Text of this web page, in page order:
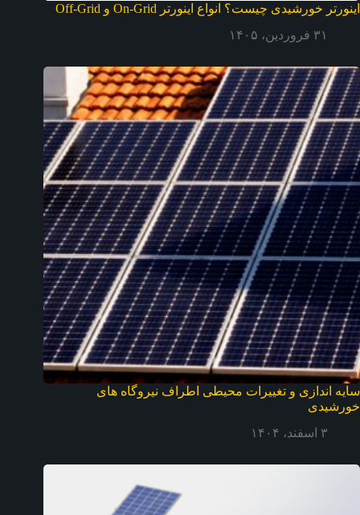
اینورتر خورشیدی چیست؟ انواع اینورتر On-Grid و Off-Grid
۳۱ فروردین، ۱۴۰۵
سایه اندازی و تغییرات محیطی اطراف نیروگاه های
خورشیدی
۳ اسفند، ۱۴۰۴